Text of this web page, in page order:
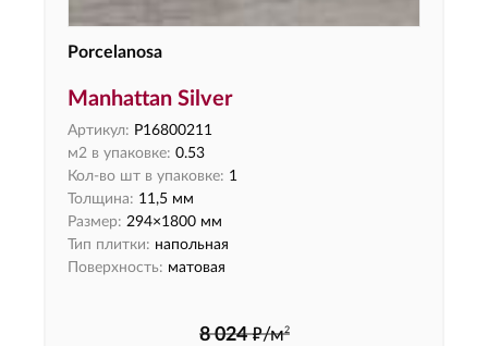
Porcelanosa
Manhattan Silver
Артикул: P16800211
м2 в упаковке: 0.53
Кол-во шт в упаковке: 1
Толщина: 11,5 мм
Размер: 294×1800 мм
Тип плитки: напольная
Поверхность: матовая
8 024 ф/м2